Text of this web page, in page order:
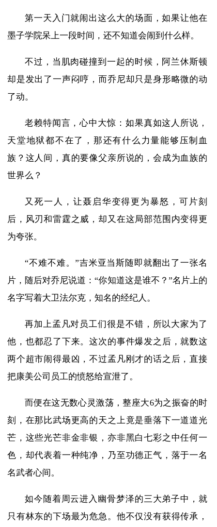
第一天入门就闹出这么大的场面，如果让他在
墨子学院呆上一段时间，还不知道会闹到什么样。
不过，当肌肉碰撞到一起的时候，阿兰休斯顿
却是发出了一声闷哼，而乔尼却只是身形略微的动
了动。
老赖特闻言，心中大惊：如果真如这人所说，
天堂地狱都不在了，那还有什么力量能够压制血
族？这人间，真的要像父亲所说的，会成为血族的
世界么？
又死一人，让聂启华变得更为暴怒，可片刻
后，风刃和雷霆之威，却又在这局部范围内变得更
为夸张。
“不难不难。”吉米亚当斯随即就翻出了一张名
片，随后对乔尼说道：“你知道这是谁不？”名片上的
名字写着大卫法尔克，知名的经纪人。
再加上孟凡对员工们很是不错，所以大家为了
他，也都忍了下来。这次的事件爆发之后，就数这
两个超市闹得最凶，不过孟凡刚才的话之后，直接
把康美公司员工的愤怒给宣泄了。
而便在这无数心灵激荡，整座大6为之振奋的时
刻，在那比武场更高的天之上竟是垂落下一道道光
芒，这些光芒非金非银，亦非黑白七彩之中任何一
色，却代表着一种纯净，乃至功德正气，落于一名
名武者心间。
如今随着周云进入幽骨梦泽的三大弟子中，就
只有林东的下场最为危急。他不仅没有获得传承，